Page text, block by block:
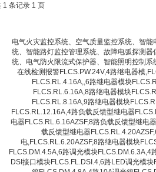
1 条记录 1 页
电气火灾监控系统、空气质量监控系统、智
统、智能路灯监控管理系统、故障电弧探测
统、电气防火限流式保护器、智能照明控制
在线检测报警FLCS.PW.24V,4路继电器模
FLCS.RL.4.16A,,6路继电器模块
FLCS.RL.6.16A,8路继电器模块
FLCS.RL.8.16A,9路继电器模块
FLCS.RL.12.16A,4路负载反馈型继电器
电器FLCS.RL.6.16AZSF,8路负载反馈型继电
载反馈型继电器
电,FLCS.RL.6.20AZSF,8路继电器模块
FLCS.DM.4.5A,6路调光模块FLCS.DM.6.3A,4
DSI接口模块FLCS.FL.DSI.4,6路LED调光模